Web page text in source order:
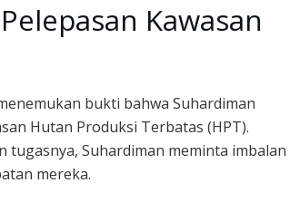
Kawasan
bukti bahwa Suhardiman
Hutan Produksi Terbatas (HPT).
Suhardiman meminta imbalan
mereka.